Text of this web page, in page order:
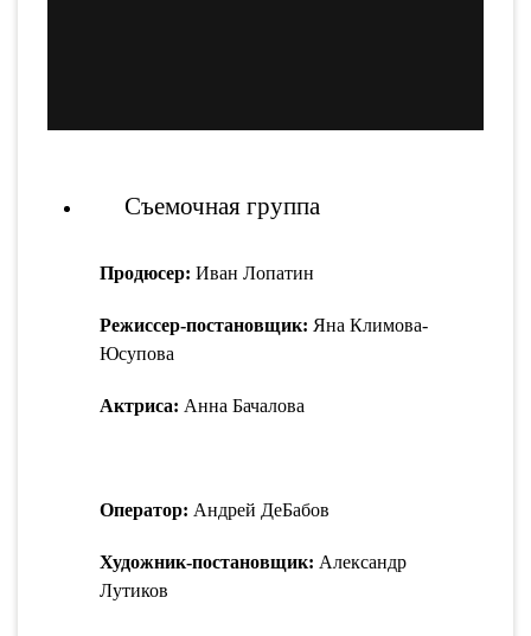
Съемочная группа
Продюсер: Иван Лопатин
Режиссер-постановщик: Яна Климова-
Юсупова
Актриса: Анна Бачалова
Оператор: Андрей ДеБабов
Художник-постановщик: Александр
Лутиков